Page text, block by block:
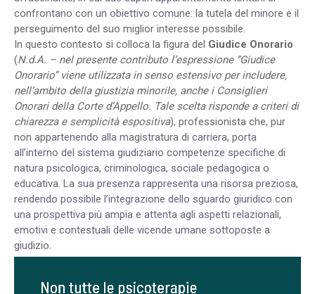
confrontano con un obiettivo comune: la tutela del minore e il
perseguimento del suo miglior interesse possibile.
In questo contesto si colloca la figura del Giudice Onorario
(N.d.A. – nel presente contributo l’espressione ‘‘Giudice
Onorario’’ viene utilizzata in senso estensivo per includere,
nell’ambito della giustizia minorile, anche i Consiglieri
Onorari della Corte d’Appello. Tale scelta risponde a criteri di
chiarezza e semplicità espositiva), professionista che, pur
non appartenendo alla magistratura di carriera, porta
all’interno del sistema giudiziario competenze specifiche di
natura psicologica, criminologica, sociale pedagogica o
educativa. La sua presenza rappresenta una risorsa preziosa,
rendendo possibile l’integrazione dello sguardo giuridico con
una prospettiva più ampia e attenta agli aspetti relazionali,
emotivi e contestuali delle vicende umane sottoposte a
giudizio.